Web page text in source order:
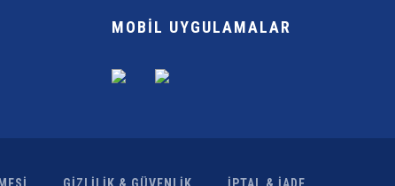
MOBİL UYGULAMALAR